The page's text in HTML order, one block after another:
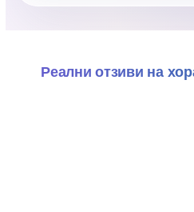
Реални отзиви на